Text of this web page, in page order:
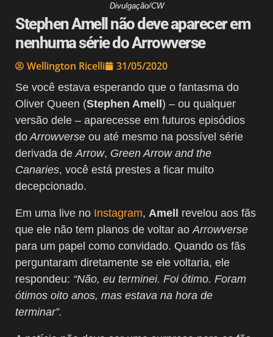
Divulgação/CW
Stephen Amell não deve aparecer em
nenhuma série do Arrowverse
Wellington Ricelli 31/05/2020
Se você estava esperando que o fantasma do
Oliver Queen (Stephen Amell) – ou qualquer
versão dele – aparecesse em futuros episódios
do Arrowverse ou até mesmo na possível série
derivada de Arrow, Green Arrow and the
Canaries, você está prestes a ficar muito
decepcionado.
Em uma live no Instagram, Amell revelou aos fãs
que ele não tem planos de voltar ao Arrowverse
para um papel como convidado. Quando os fãs
perguntaram diretamente se ele voltaria, ele
respondeu: “Não, eu terminei. Foi ótimo. Foram
ótimos oito anos, mas estava na hora de
terminar”.